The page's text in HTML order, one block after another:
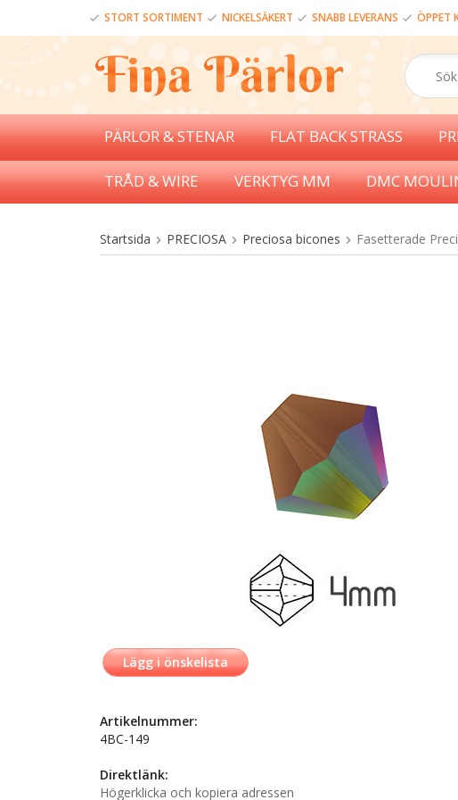
STORT SORTIMENT NICKELSÄKERT SNABB LEVERANS ÖPPET
PÄRLOR & STENAR FLAT BACK STRASS
TRÅD & WIRE VERKTYG MM DMC
Startsida PRECIOSA Preciosa bicones Fasetterade
Lägg i önskelista
Artikelnummer:
4BC-149
Direktlänk:
Högerklicka och kopiera adressen